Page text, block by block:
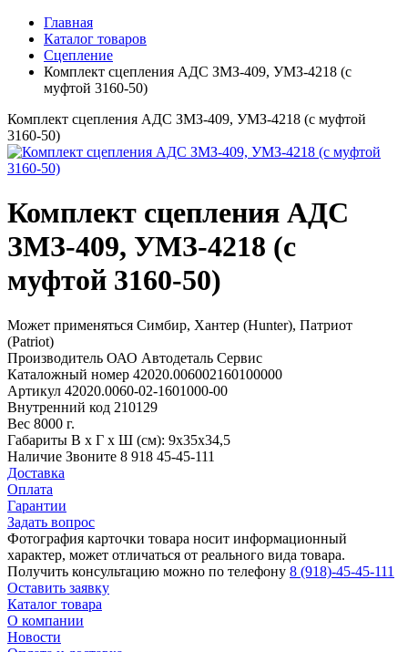
Главная
Каталог товаров
Сцепление
Комплект сцепления АДС ЗМЗ-409, УМЗ-4218 (с
муфтой 3160-50)
Комплект сцепления АДС ЗМЗ-409, УМЗ-4218 (с муфтой
3160-50)
Комплект сцепления АДС
ЗМЗ-409, УМЗ-4218 (с
муфтой 3160-50)
Может применяться Симбир, Хантер (Hunter), Патриот
(Patriot)
Производитель ОАО Автодеталь Сервис
Каталожный номер 42020.006002160100000
Артикул 42020.0060-02-1601000-00
Внутренний код 210129
Вес 8000 г.
Габариты В х Г х Ш (см): 9х35х34,5
Наличие Звоните 8 918 45-45-111
Доставка
Оплата
Гарантии
Задать вопрос
Фотография карточки товара носит информационный
характер, может отличаться от реального вида товара.
Получить консультацию можно по телефону 8 (918)-45-45-111
Оставить заявку
Каталог товара
О компании
Новости